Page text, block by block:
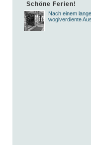
Schöne Ferien!
Nach einem
woglverdiente